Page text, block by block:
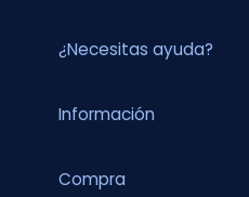
¿Necesitas ayuda?
Información
Compra